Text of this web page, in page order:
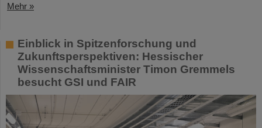
Mehr »
Einblick in Spitzenforschung und
Zukunftsperspektiven: Hessischer
Wissenschaftsminister Timon Gremmels
besucht GSI und FAIR